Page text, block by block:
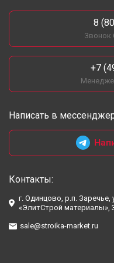
8
Звонок
+7
Написать в
Контакты:
г. Одинцово, р.п. Заречье,
«ЭлитСтрой материалы»,
sale@stroika-market.ru